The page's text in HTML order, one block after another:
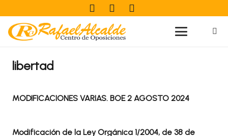
libertad
MODIFICACIONES VARIAS. BOE 2 AGOSTO 2024
Modificación de la Ley Orgánica 1/2004, de 38 de